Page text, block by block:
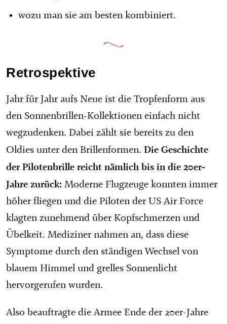
wozu man sie am besten kombiniert.
Retrospektive
Jahr für Jahr aufs Neue ist die Tropfenform aus
den Sonnenbrillen-Kollektionen einfach nicht
wegzudenken. Dabei zählt sie bereits zu den
Oldies unter den Brillenformen. Die Geschichte
der Pilotenbrille reicht nämlich bis in die 20er-
Jahre zurück: Moderne Flugzeuge konnten immer
höher fliegen und die Piloten der US Air Force
klagten zunehmend über Kopfschmerzen und
Übelkeit. Mediziner nahmen an, dass diese
Symptome durch den ständigen Wechsel von
blauem Himmel und grelles Sonnenlicht
hervorgerufen wurden.
Also beauftragte die Armee Ende der 20er-Jahre